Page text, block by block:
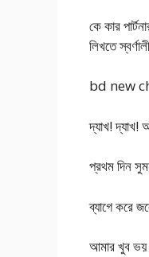
কে কার
লিখতে
bd new
দ্যাখ! দ্যাখ!
প্রথম দিন
ব্যাগে করে
আমার খুব